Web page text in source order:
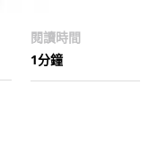
閱讀時間
1分鐘